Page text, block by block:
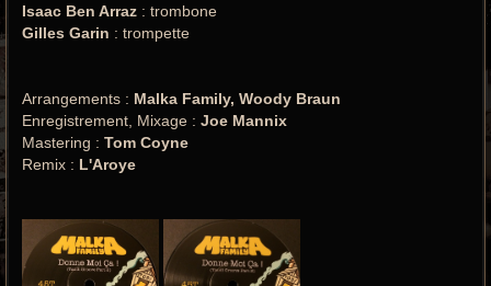
Isaac Ben Arraz : trombone
Gilles Garin : trompette
Arrangements : Malka Family, Woody Braun
Enregistrement, Mixage : Joe Mannix
Mastering : Tom Coyne
Remix : L'Aroye